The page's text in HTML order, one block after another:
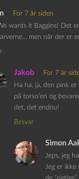
For 7 år siden
wants it Baggins! Det
men når der er
Jakob
For 7 år
Ha ha, ja, den pink
på torso’en og
det, det endnu!
Besvar
Simon
Jeps, jeg
Jeg er